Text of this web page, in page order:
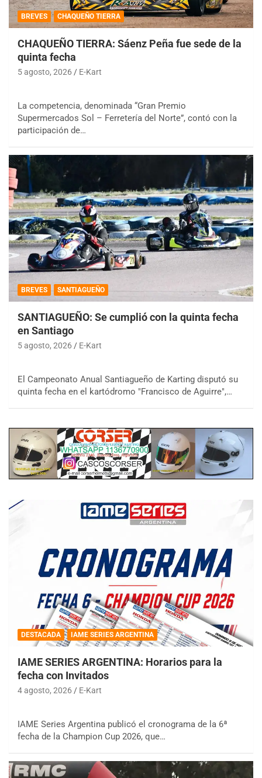
BREVES CHAQUEÑO TIERRA
CHAQUEÑO TIERRA: Sáenz Peña fue sede de la
quinta fecha
5 agosto, 2026 E-Kart
La competencia, denominada “Gran Premio
Supermercados Sol – Ferretería del Norte”, contó con la
participación de…
BREVES SANTIAGUEÑO
SANTIAGUEÑO: Se cumplió con la quinta fecha
en Santiago
5 agosto, 2026 E-Kart
El Campeonato Anual Santiagueño de Karting disputó su
quinta fecha en el kartódromo "Francisco de Aguirre",…
DESTACADA IAME SERIES ARGENTINA
IAME SERIES ARGENTINA: Horarios para la
fecha con Invitados
4 agosto, 2026 E-Kart
IAME Series Argentina publicó el cronograma de la 6ª
fecha de la Champion Cup 2026, que…